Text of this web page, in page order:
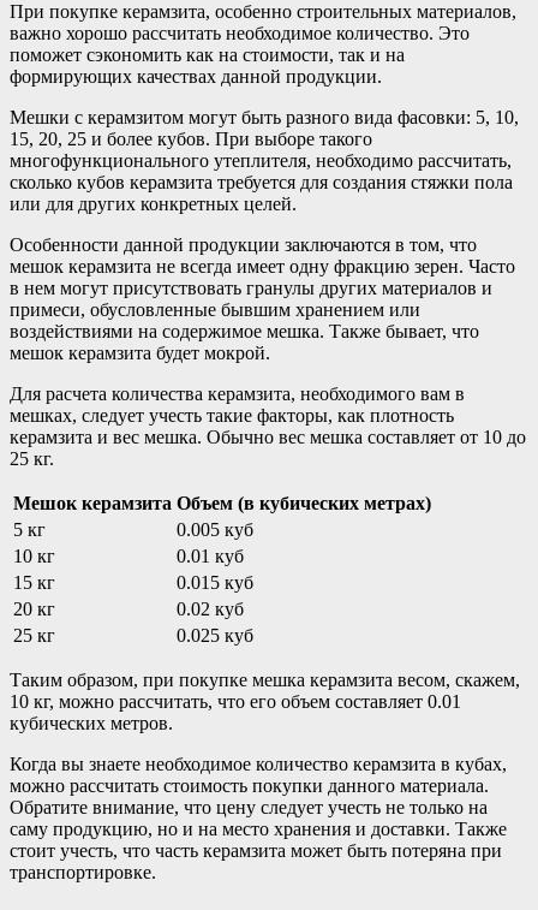
При покупке керамзита, особенно строительных материалов,
важно хорошо рассчитать необходимое количество. Это
поможет сэкономить как на стоимости, так и на
формирующих качествах данной продукции.
Мешки с керамзитом могут быть разного вида фасовки: 5, 10,
15, 20, 25 и более кубов. При выборе такого
многофункционального утеплителя, необходимо рассчитать,
сколько кубов керамзита требуется для создания стяжки пола
или для других конкретных целей.
Особенности данной продукции заключаются в том, что
мешок керамзита не всегда имеет одну фракцию зерен. Часто
в нем могут присутствовать гранулы других материалов и
примеси, обусловленные бывшим хранением или
воздействиями на содержимое мешка. Также бывает, что
мешок керамзита будет мокрой.
Для расчета количества керамзита, необходимого вам в
мешках, следует учесть такие факторы, как плотность
керамзита и вес мешка. Обычно вес мешка составляет от 10 до
25 кг.
Мешок керамзита Объем (в кубических метрах)
5 кг
0.005 куб
10 кг
0.01 куб
15 кг
0.015 куб
20 кг
0.02 куб
25 кг
0.025 куб
Таким образом, при покупке мешка керамзита весом, скажем,
10 кг, можно рассчитать, что его объем составляет 0.01
кубических метров.
Когда вы знаете необходимое количество керамзита в кубах,
можно рассчитать стоимость покупки данного материала.
Обратите внимание, что цену следует учесть не только на
саму продукцию, но и на место хранения и доставки. Также
стоит учесть, что часть керамзита может быть потеряна при
транспортировке.